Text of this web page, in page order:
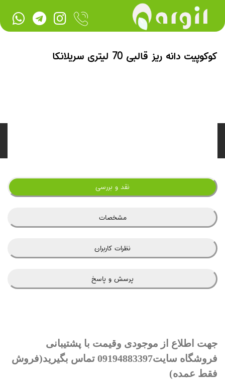
کوکوپیت دانه ریز قالبی 70 لیتری سریلانکا
نقد و بررسی
مشخصات
نظرات کاربران
پرسش و پاسخ
جهت اطلاع از موجودی وقیمت با پشتیبانی
فروشگاه سایت09194883397 تماس بگیرید(فروش
فقط عمده)